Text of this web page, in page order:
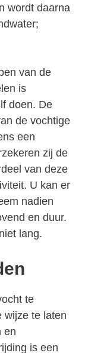
wordt daarna
van de
is
doen. De
de vochtige
een
zij de
van deze
U kan er
nadien
en duur.
lang.
te
wijze te laten
en
is een